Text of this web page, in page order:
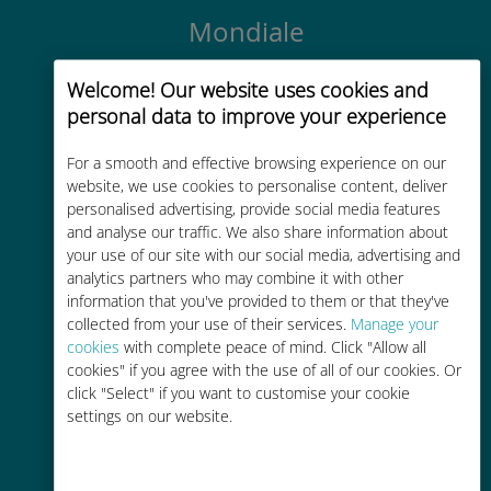
Welcome! Our website uses cookies and
personal data to improve your experience
For a smooth and effective browsing experience on our
website, we use cookies to personalise content, deliver
personalised advertising, provide social media features
and analyse our traffic. We also share information about
your use of our site with our social media, advertising and
analytics partners who may combine it with other
information that you've provided to them or that they've
collected from your use of their services. Manage your
cookies with complete peace of mind. Click "Allow all
cookies" if you agree with the use of all of our cookies. Or
click "Select" if you want to customise your cookie
settings on our website.
Mondiale
Connectivité cellulaire mondiale de
haute qualité dans plus de
200 destinations
Économique
Jusqu'à 90 % moins cher que les
frais d'itinérance avec votre
opérateur habituel